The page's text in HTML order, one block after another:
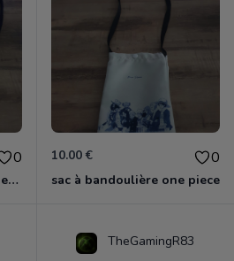
0
sac à bandoulière one piece chopper
10.00 € 0
sac à bandoulière one piece
TheGamingR83